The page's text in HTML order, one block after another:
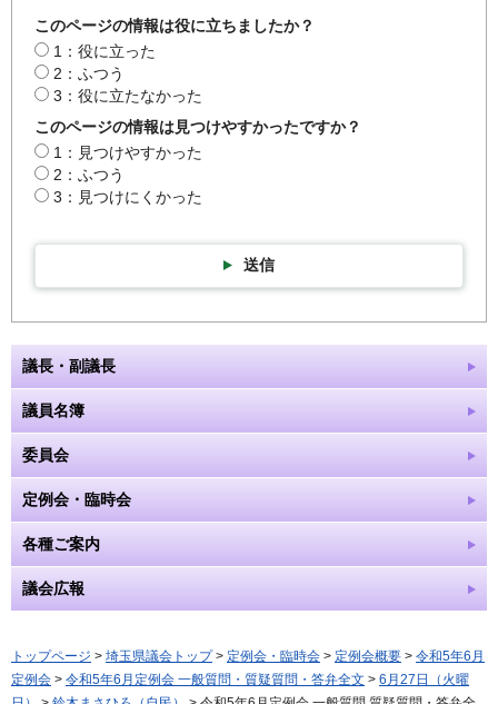
このページの情報は役に立ちましたか？
1：役に立った
2：ふつう
3：役に立たなかった
このページの情報は見つけやすかったですか？
1：見つけやすかった
2：ふつう
3：見つけにくかった
送信
議長・副議長
議員名簿
委員会
定例会・臨時会
各種ご案内
議会広報
トップページ > 埼玉県議会トップ> 定例会・臨時会 > 定例会概要 > 令和5年6月
定例会 > 令和5年6月定例会 一般質問・質疑質問・答弁全文 > 6月27日（火曜